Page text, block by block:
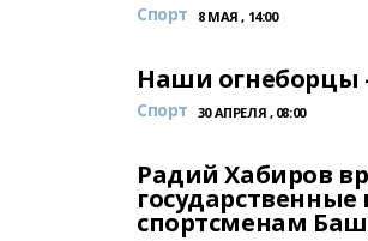
Спорт 8 МАЯ , 14:00
Наши огнеборцы
Спорт 30 АПРЕЛЯ , 08:00
Радий Хабиров
спортсменам